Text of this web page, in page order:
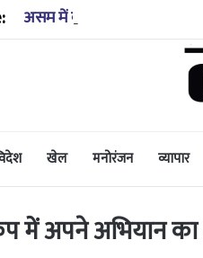
असम में बाढ़ से भारी नुकसान;
खेल मनोरंजन व्यापार
अपने अभियान का